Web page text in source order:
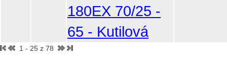
180EX 70/25 -
65 - Kutilová
1 - 25 z 78